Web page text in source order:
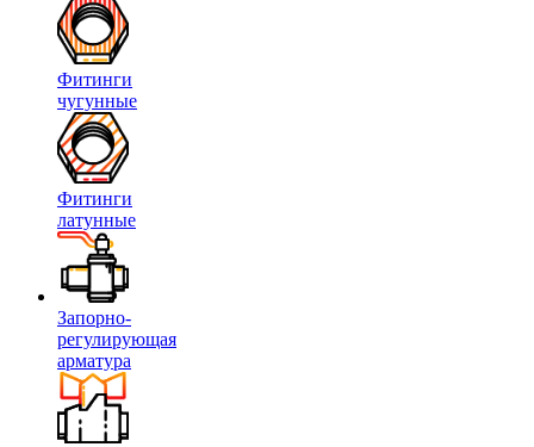
Фитинги
чугунные
Фитинги
латунные
Запорно-
регулирующая
арматура